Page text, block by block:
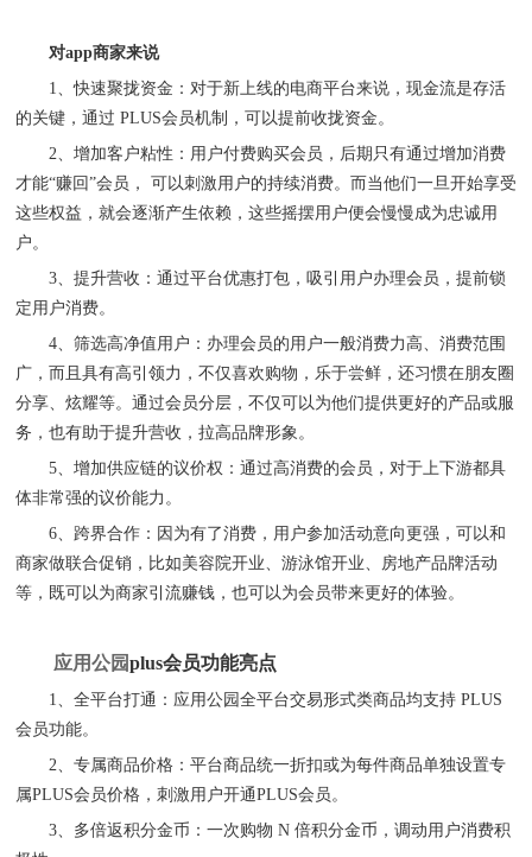
对app商家来说
1、快速聚拢资金 ：对于新上线的电商平台来说，现金流是存活
的关键，通过 PLUS会员机制，可以提前收拢资金。
2、 增加客户粘性：用户付费购买会员，后期只有通过增加消费
才能“赚回”会员， 可以刺激用户的持续消费。而当他们一旦开始享受
这些权益，就会逐渐产生依赖，这些摇摆用户便会慢慢成为忠诚用
户。
3、 提升营收：通过平台优惠打包，吸引用户办理会员，提前锁
定用户消费。
4、 筛选高净值用户：办理会员的用户一般消费力高、消费范围
广，而且具有高引领力，不仅喜欢购物，乐于尝鲜，还习惯在朋友圈
分享、炫耀等。通过会员分层，不仅可以为他们提供更好的产品或服
务，也有助于提升营收，拉高品牌形象。
5、 增加供应链的议价权：通过高消费的会员，对于上下游都具
体非常强的议价能力。
6、 跨界合作：因为有了消费，用户参加活动意向更强，可以和
商家做联合促销，比如美容院开业、游泳馆开业、房地产品牌活动
等，既可以为商家引流赚钱，也可以为会员带来更好的体验。
应用公园plus会员功能亮点
1、 全平台打通：应用公园全平台交易形式类商品均支持 PLUS
会员功能。
2、 专属商品价格 ： 平台商品统一折扣或为每件商品单独设置专
属PLUS会员价格，刺激用户开通PLUS会员。
3、 多倍返积分金币 ： 一次购物 N 倍积分金币，调动用户消费积